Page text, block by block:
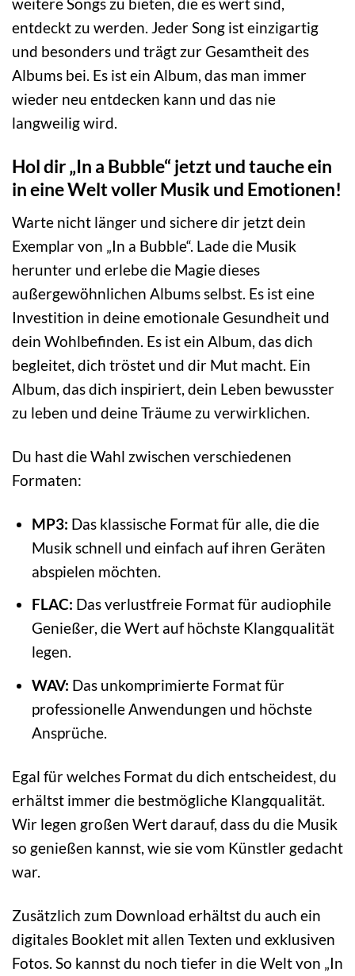
weitere Songs zu bieten, die es wert sind,
entdeckt zu werden. Jeder Song ist einzigartig
und besonders und trägt zur Gesamtheit des
Albums bei. Es ist ein Album, das man immer
wieder neu entdecken kann und das nie
langweilig wird.
Hol dir „In a Bubble“ jetzt und tauche ein
in eine Welt voller Musik und Emotionen!
Warte nicht länger und sichere dir jetzt dein
Exemplar von „In a Bubble“. Lade die Musik
herunter und erlebe die Magie dieses
außergewöhnlichen Albums selbst. Es ist eine
Investition in deine emotionale Gesundheit und
dein Wohlbefinden. Es ist ein Album, das dich
begleitet, dich tröstet und dir Mut macht. Ein
Album, das dich inspiriert, dein Leben bewusster
zu leben und deine Träume zu verwirklichen.
Du hast die Wahl zwischen verschiedenen
Formaten:
MP3: Das klassische Format für alle, die die
Musik schnell und einfach auf ihren Geräten
abspielen möchten.
FLAC: Das verlustfreie Format für audiophile
Genießer, die Wert auf höchste Klangqualität
legen.
WAV: Das unkomprimierte Format für
professionelle Anwendungen und höchste
Ansprüche.
Egal für welches Format du dich entscheidest, du
erhältst immer die bestmögliche Klangqualität.
Wir legen großen Wert darauf, dass du die Musik
so genießen kannst, wie sie vom Künstler gedacht
war.
Zusätzlich zum Download erhältst du auch ein
digitales Booklet mit allen Texten und exklusiven
Fotos. So kannst du noch tiefer in die Welt von „In